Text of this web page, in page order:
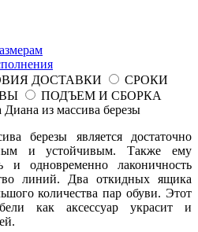
ДОСТАВКИ
СРОКИ
ПОДЪЕМ И СБОРКА
из массива березы
березы является достаточно
и устойчивым. Также ему
и одновременно лаконичность
линий. Два откидных ящика
количества пар обуви. Этот
как аксессуар украсит и